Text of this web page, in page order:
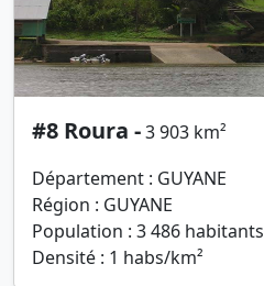
#8 Roura -3 903 km²
Département : GUYANE
Région : GUYANE
Population : 3 486 habitants
Densité : 1 habs/km²